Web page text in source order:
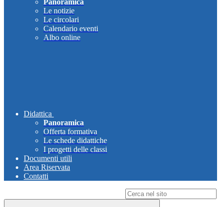
Panoramica
Le notizie
Le circolari
Calendario eventi
Albo online
Didattica
Panoramica
Offerta formativa
Le schede didattiche
I progetti delle classi
Documenti utili
Area Riservata
Contatti